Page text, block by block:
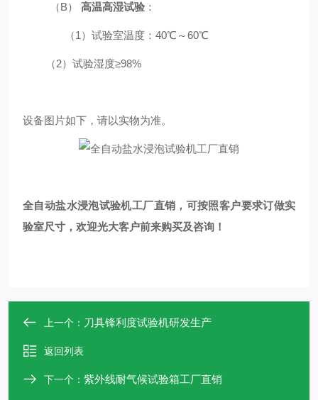
（B） 高温高湿试验 ：
（1）试验室温度：40℃～60℃
（2）试验湿度≥98%
设备图片如下，请以实物为准。
全自动盐水浸泡试验机工厂直销 ，可按照客户要求订做实
验室尺寸，欢迎光大客户前来购买及咨询！
上一个： 刀具锋利度试验机研发生产
返回列表
下一个： 紫外线耐气候试验箱工厂直销